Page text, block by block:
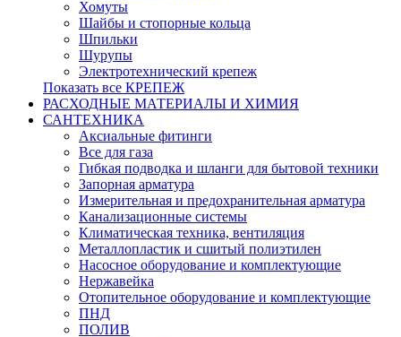
Хомуты
Шайбы и стопорные кольца
Шпильки
Шурупы
Электротехнический крепеж
Показать все КРЕПЕЖ
РАСХОДНЫЕ МАТЕРИАЛЫ И ХИМИЯ
САНТЕХНИКА
Аксиальные фитинги
Все для газа
Гибкая подводка и шланги для бытовой техники
Запорная арматура
Измерительная и предохранительная арматура
Канализационные системы
Климатическая техника, вентиляция
Металлопластик и сшитый полиэтилен
Насосное оборудование и комплектующие
Нержавейка
Отопительное оборудование и комплектующие
ПНД
ПОЛИВ